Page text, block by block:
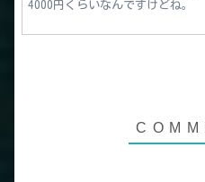
4000円くらいなんですけどね。